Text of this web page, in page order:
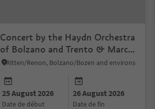
Concert by the Haydn Orchestra
of Bolzano and Trento & Marco
Mandolini
Ritten/Renon, Bolzano/Bozen and environs
25 August 2026
date de début
26 August 2026
date de fin